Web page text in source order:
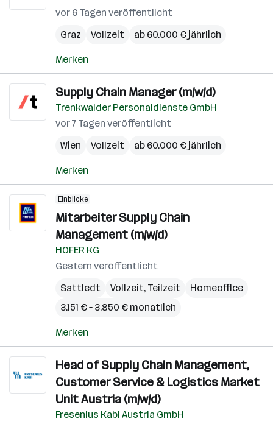
vor 6 Tagen veröffentlicht
Graz
Vollzeit ab 60.000 € jährlich
Merken
Supply Chain Manager (m/w/d)
Trenkwalder Personaldienste GmbH
vor 7 Tagen veröffentlicht
Wien
Vollzeit ab 60.000 € jährlich
Merken
Einblicke
Mitarbeiter Supply Chain
Management (m/w/d)
HOFER KG
Gestern veröffentlicht
Sattledt
Vollzeit, Teilzeit
Homeoffice
3.151 € – 3.850 € monatlich
Merken
Head of Supply Chain Management,
Customer Service & Logistics Market
Unit Austria (m/w/d)
Fresenius Kabi Austria GmbH